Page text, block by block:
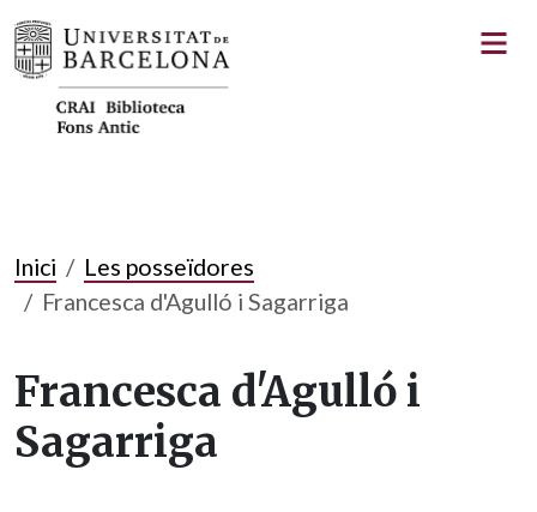
Inici
Les posseïdores
Francesca d'Agulló i Sagarriga
Francesca d'Agulló i
Sagarriga